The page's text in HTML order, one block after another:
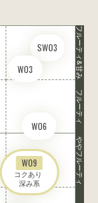
SW03
W03
W06
W09
コクあり
深み系
フルーティ&甘み
フルーティ
ややフルーティ